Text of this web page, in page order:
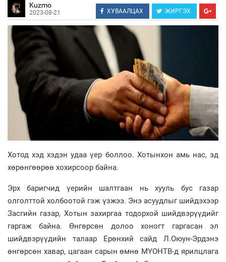
Kuzmo
2023-08-21 ХУВААЛЦАХ ЖИРГЭХ
Хотод хэд хэдэн удаа үер боллоо. Хотынхон амь нас, эд
хөрөнгөөрөө хохирсоор байна.
Эрх баригчид үерийн шалтгаан нь хууль бус газар
олголттой холбоотой гэж үзжээ. Энэ асуудлыг шийдэхээр
Засгийн газар, Хотын захиргаа тодорхой шийдвэрүүдийг
гаргаж байна. Өнгөрсөн долоо хоногт гаргасан эл
шийдвэрүүдийн талаар Ерөнхий сайд Л.Оюун-Эрдэнэ
өнгөрсөн хавар, цагаан сарын өмнө МҮОНТВ-д ярилцлага